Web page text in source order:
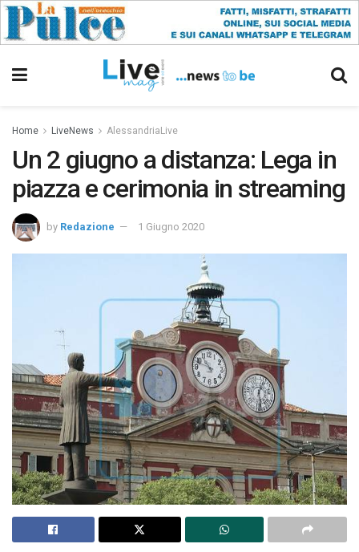
Home LiveNews AlessandriaLive
Un 2 giugno a distanza: Lega in
piazza e cerimonia in streaming
by Redazione 1 Giugno 2020